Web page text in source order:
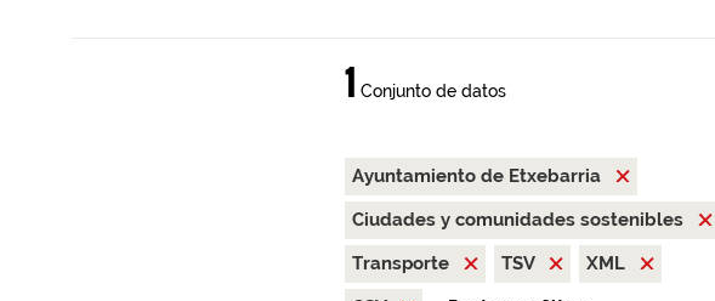
1 Conjunto de datos
Ayuntamiento de Etxebarria
Ciudades y comunidades sostenibles
Transporte
TSV
XML